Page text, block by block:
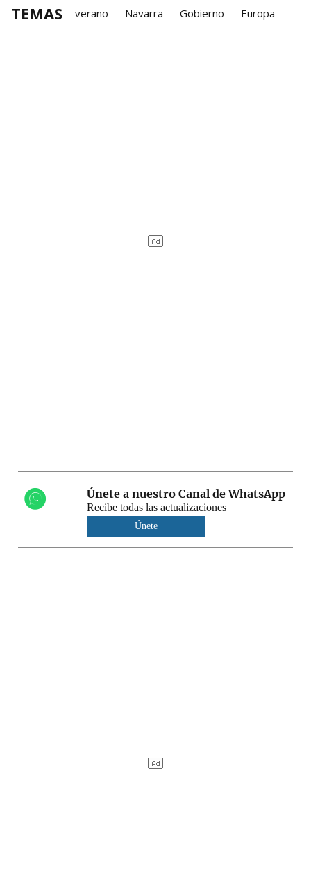
TEMAS verano Navarra Gobierno Europa
Únete a nuestro Canal de WhatsApp
Recibe todas las actualizaciones
Únete